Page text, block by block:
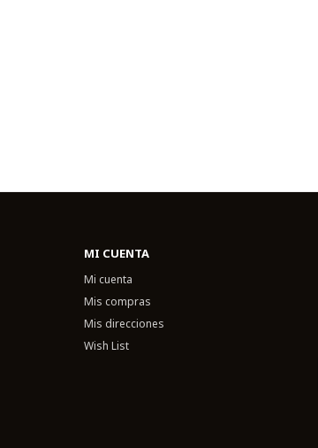
MI CUENTA
Mi cuenta
Mis compras
Mis direcciones
Wish List